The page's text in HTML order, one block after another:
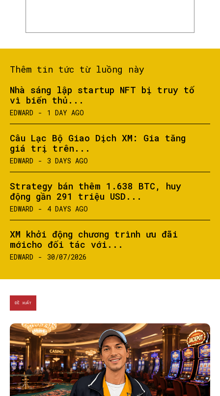
Thêm tin tức từ luồng này
Nhà sáng lập startup NFT bị truy tố
vì biển thủ...
EDWARD - 1 DAY AGO
Câu Lạc Bộ Giao Dịch XM: Gia tăng
giá trị trên...
EDWARD - 3 DAYS AGO
Strategy bán thêm 1.638 BTC, huy
động gần 291 triệu USD...
EDWARD - 4 DAYS AGO
XM khởi động chương trình ưu đãi
mớicho đối tác với...
EDWARD - 30/07/2026
ĐỀ XUẤT